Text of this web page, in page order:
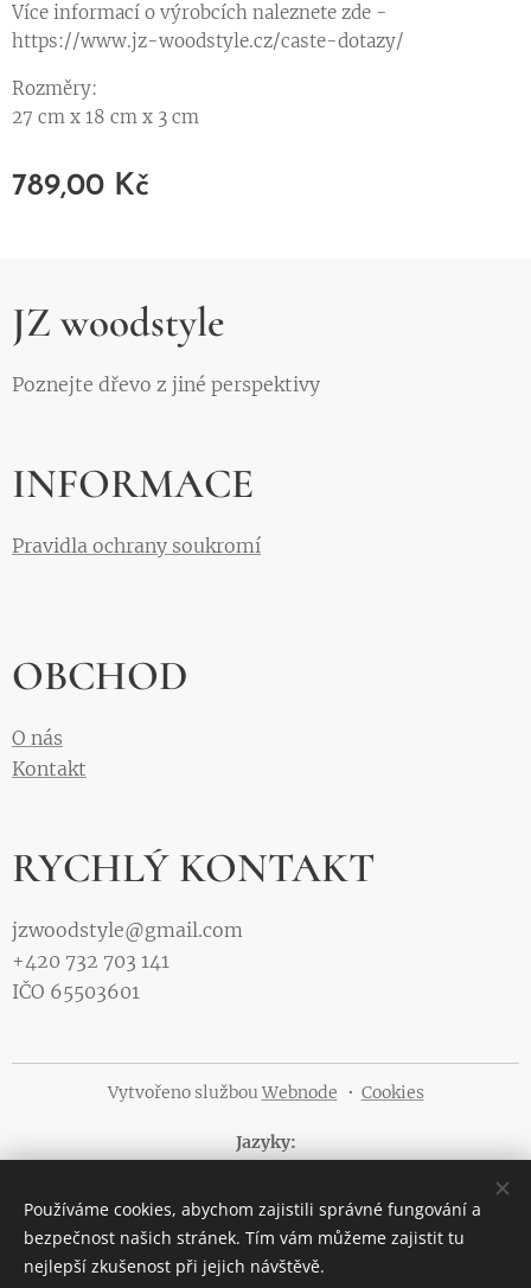
Více informací o výrobcích naleznete zde -
https://www.jz-woodstyle.cz/caste-dotazy/
Rozměry:
27 cm x 18 cm x 3 cm
789,00 Kč
JZ woodstyle
Poznejte dřevo z jiné perspektivy
INFORMACE
Pravidla ochrany soukromí
OBCHOD
O nás
Kontakt
RYCHLÝ KONTAKT
jzwoodstyle@gmail.com
+420 732 703 141
IČO 65503601
Vytvořeno službouWebnode Cookies
Jazyky
Měna
CZK Kč
EUR € PLN zł
Používáme cookies, abychom zajistili správné fungování a
bezpečnost našich stránek. Tím vám můžeme zajistit tu
nejlepší zkušenost při jejich návštěvě.